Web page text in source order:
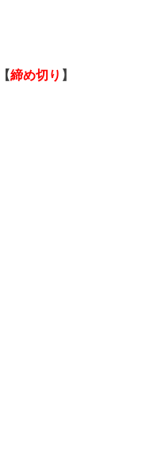
締め切り 】